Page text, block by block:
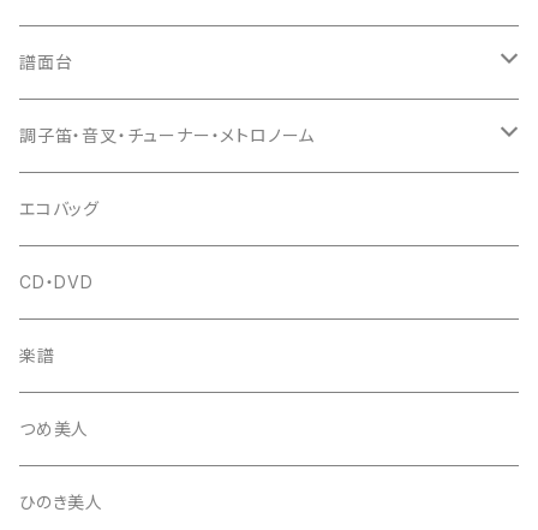
猫足入
爪ばさみ
箏柱
柱入
平柱入
三角柱入
琴台
13絃用琴台（低）
13絃用琴台（高）
桐柱箱
消音フェルト
糸
(丸三) 寿糸
はつね糸
駒
地唄駒
長唄駒
糸駒入
爪駒入
撥入
一丁撥入
三角撥入（ファスナー式）
撥
長唄・民謡撥
撥さや
当り鉦
シュモク（当り鉦バチ）
三味線（本体）
譜面台
座奏用譜面台
立奏用譜面台
調子笛・音叉・チューナー・メトロノーム
調子笛・音叉
チューナー・メトロノーム
エコバッグ
CD・DVD
楽譜
つめ美人
ひのき美人